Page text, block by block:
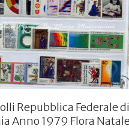
€15,00
Repubblica Federale di
Anno 1979 Flora